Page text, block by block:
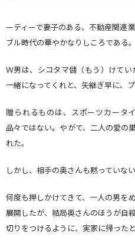
ーティーで妻子のある、不動産関連
ブル時代の華やかなりしころである。
Ｗ男は、シコタマ儲（もう）けて
一緒になってくれと、矢継ぎ早に、
贈られるものは、スポーツカータ
品々ではない。やがて、二人の愛の
れた。
しかし、相手の奥さんも黙っていない
何度も押しかけてきて、一人の男を
展開したが、結局奥さんのほうが自
切りをつけるように、実家に帰ったと